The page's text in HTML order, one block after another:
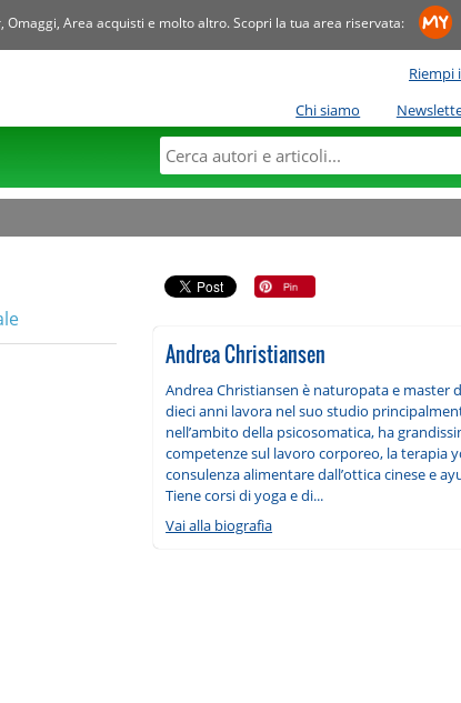
Omaggi, Area acquisti e molto altro. Scopri la tua area riservata:
Riempi
Chi siamo
Andrea Christiansen
Andrea Christiansen è naturopata e master
dieci anni lavora nel suo studio
nell’ambito della psicosomatica, ha
competenze sul lavoro corporeo, la terapia
consulenza alimentare dall’ottica cinese e
Tiene corsi di yoga e di...
Vai alla biografia